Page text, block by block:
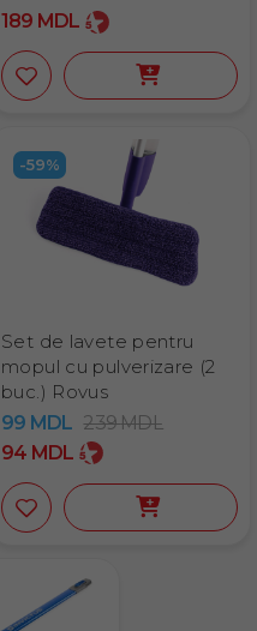
189 MDL
-59%
Set de lavete pentru
mopul cu pulverizare (2
buc.) Rovus
99 MDL 239MDL
94 MDL